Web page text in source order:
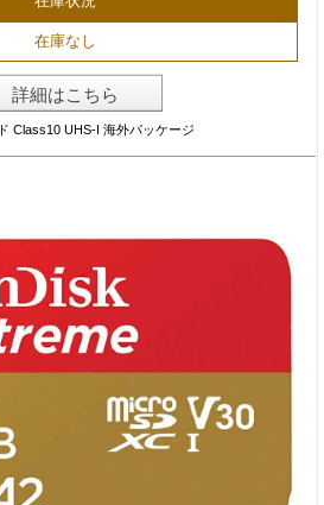
在庫なし
詳細はこちら
Class10 UHS-I 海外パッケージ